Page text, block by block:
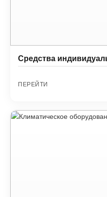
Средства
ПЕРЕЙТИ